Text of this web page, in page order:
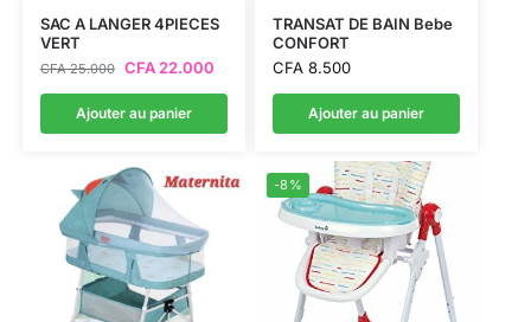
SAC A LANGER 4PIECES
VERT
CFA25.000 CFA22.000
Ajouter au panier
TRANSAT DE BAIN Bebe
CONFORT
CFA8.500
Ajouter au panier
-8%